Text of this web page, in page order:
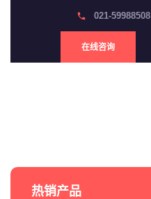
phone 021-59988508
在线咨询
热销产品